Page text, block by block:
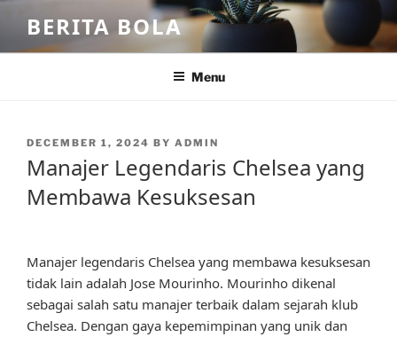
content
BERITA BOLA
Menu
POSTED
DECEMBER 1, 2024 BY ADMIN
Manajer Legendaris Chelsea yang
Membawa Kesuksesan
Manajer legendaris Chelsea yang membawa kesuksesan
tidak lain adalah Jose Mourinho. Mourinho dikenal
sebagai salah satu manajer terbaik dalam sejarah klub
Chelsea. Dengan gaya kepemimpinan yang unik dan